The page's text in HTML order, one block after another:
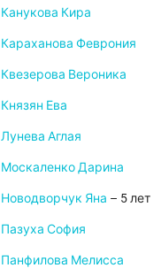
Канукова Кира
Караханова Феврония
Квезерова Вероника
Князян Ева
Лунева Аглая
Москаленко Дарина
Новодворчук Яна – 5 лет
Пазуха София
Панфилова Мелисса